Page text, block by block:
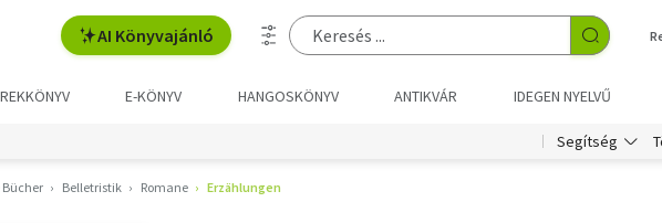
AI Könyvajánló
E-KÖNYV HANGOSKÖNYV ANTIKVÁR IDEGEN NYELVŰ
Segítség
Bücher Belletristik Romane Erzählungen